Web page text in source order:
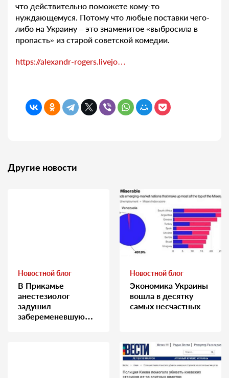
что действительно поможете кому-то
нуждающемуся. Потому что любые поставки чего-
либо на Украину – это знаменитое «выбросила в
пропасть» из старой советской комедии.
https://alexandr-rogers.livejo…
Другие новости
Новостной блог
В Прикамье
анестезиолог
задушил
забеременевшую
Новостной блог
Экономика Украины
вошла в десятку
самых несчастных